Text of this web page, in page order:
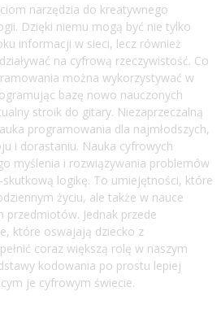
narzędzia do kreatywnego
Dzięki niemu mogą być nie tylko
informacji w sieci, lecz również
na cyfrową rzeczywistość. Co
można wykorzystywać w
bazę nowo nauczonych
stroik do gitary. Niezaprzeczalną
programowania dla najmłodszych,
i dorastaniu. Nauka cyfrowych
myślenia i rozwiązywania problemów
logikę. To umiejętności, które
życiu, ale także w nauce
przedmiotów. Jednak przede
które oswajają dziecko z
coraz większą rolę w naszym
kodowania po prostu lepiej
je cyfrowym świecie.